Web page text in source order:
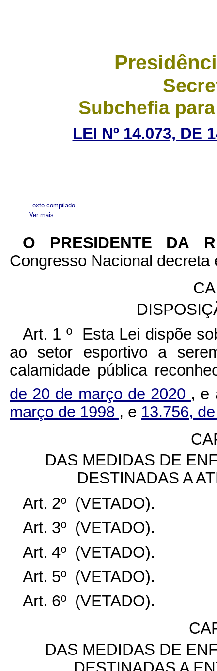
Subchefia
LEI Nº 14.073, DE
Ver mais...
Texto compilado
O PRESIDENTE DA
Congresso Nacional
Art. 1 º Esta Lei dispõe
ao setor esportivo a
calamidade pública
de 20 de março de 2020 , e
março de 1998 , e 13.756,
DAS MEDIDAS DE
DESTINADAS A
Art. 2º (VETADO).
Art. 3º (VETADO).
Art. 4º (VETADO).
Art. 5º (VETADO).
Art. 6º (VETADO).
DAS MEDIDAS DE
DESTINADAS A